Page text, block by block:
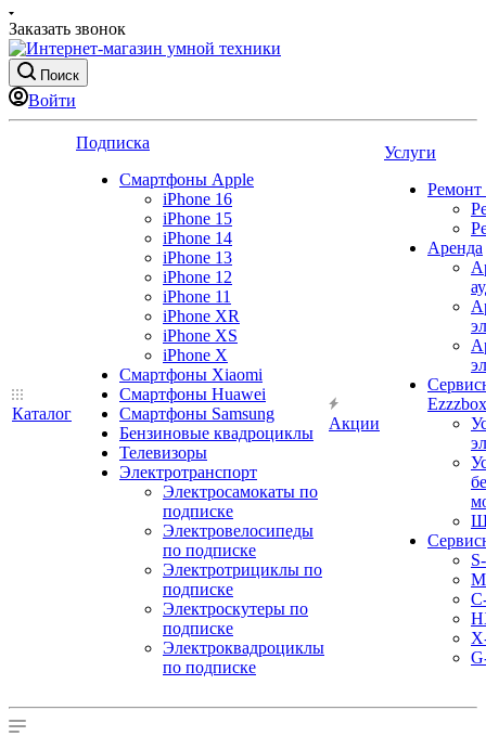
Заказать звонок
Поиск
Войти
Каталог
Подписка
Смартфоны Apple
iPhone 16
iPhone 15
iPhone 14
iPhone 13
iPhone 12
iPhone 11
iPhone XR
iPhone XS
iPhone X
Смартфоны Xiaomi
Смартфоны Huawei
Смартфоны Samsung
Бензиновые квадроциклы
Телевизоры
Электротранспорт
Электросамокаты по
подписке
Электровелосипеды
по подписке
Электротрициклы по
подписке
Электроскутеры по
подписке
Электроквадроциклы
по подписке
Акции
Услуги
Ремонт
Аренда
Ezzzbox